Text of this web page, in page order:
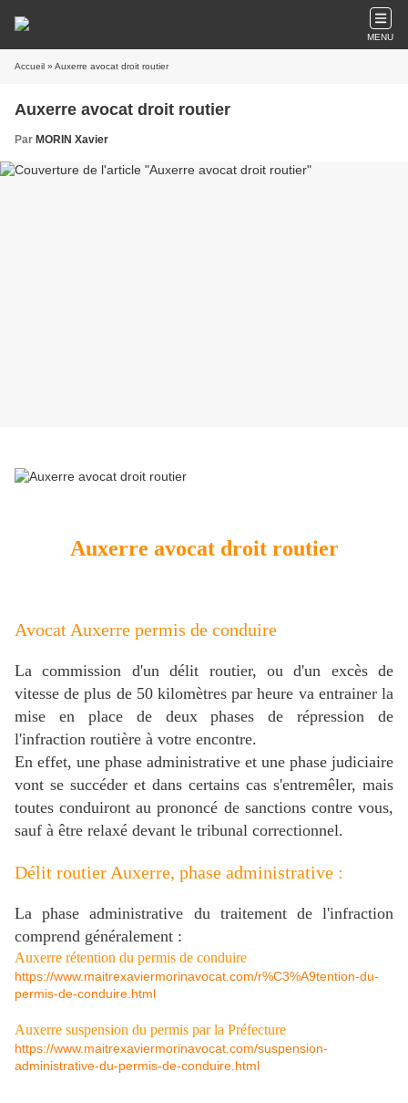
MENU
Accueil » Auxerre avocat droit routier
Auxerre avocat droit routier
Par MORIN Xavier
Auxerre avocat droit routier
Avocat Auxerre permis de conduire
La commission d'un délit routier, ou d'un excès de
vitesse de plus de 50 kilomètres par heure va entrainer la
mise en place de deux phases de répression de
l'infraction routière à votre encontre.
En effet, une phase administrative et une phase judiciaire
vont se succéder et dans certains cas s'entremêler, mais
toutes conduiront au prononcé de sanctions contre vous,
sauf à être relaxé devant le tribunal correctionnel.
Délit routier Auxerre, phase administrative :
La phase administrative du traitement de l'infraction
comprend généralement :
Auxerre rétention du permis de conduire
https://www.maitrexaviermorinavocat.com/r%C3%A9tention-du-
permis-de-conduire.html
Auxerre suspension du permis par la Préfecture
https://www.maitrexaviermorinavocat.com/suspension-
administrative-du-permis-de-conduire.html